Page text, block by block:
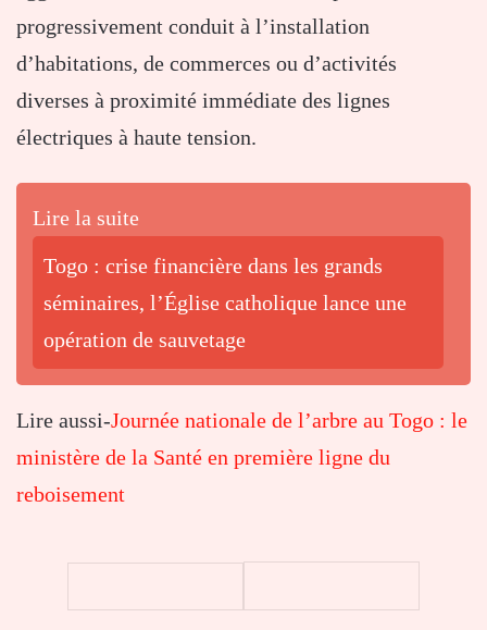
progressivement conduit à l’installation
d’habitations, de commerces ou d’activités
diverses à proximité immédiate des lignes
électriques à haute tension.
Lire la suite
Togo : crise financière dans les grands
séminaires, l’Église catholique lance une
opération de sauvetage
Lire aussi-Journée nationale de l’arbre au Togo : le
ministère de la Santé en première ligne du
reboisement